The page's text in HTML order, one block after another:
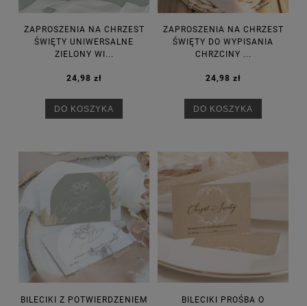
ZAPROSZENIA NA CHRZEST
ŚWIĘTY UNIWERSALNE
ZIELONY WI...
24,98 zł
DO KOSZYKA
ZAPROSZENIA NA CHRZEST
ŚWIĘTY DO WYPISANIA
CHRZCINY ...
24,98 zł
DO KOSZYKA
BILECIKI Z POTWIERDZENIEM
BILECIKI PROŚBA O